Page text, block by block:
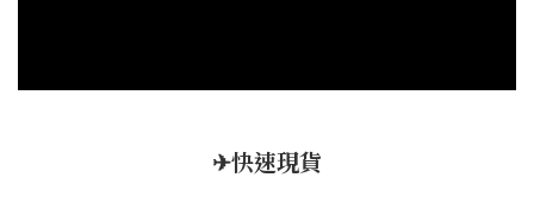
✈快速現貨